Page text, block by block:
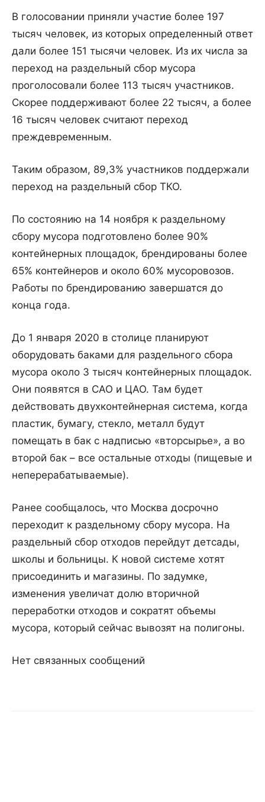
В голосовании приняли участие более 197
тысяч человек, из которых определенный ответ
дали более 151 тысячи человек. Из их числа за
переход на раздельный сбор мусора
проголосовали более 113 тысяч участников.
Скорее поддерживают более 22 тысяч, а более
16 тысяч человек считают переход
преждевременным.
Таким образом, 89,3% участников поддержали
переход на раздельный сбор ТКО.
По состоянию на 14 ноября к раздельному
сбору мусора подготовлено более 90%
контейнерных площадок, брендированы более
65% контейнеров и около 60% мусоровозов.
Работы по брендированию завершатся до
конца года.
До 1 января 2020 в столице планируют
оборудовать баками для раздельного сбора
мусора около 3 тысяч контейнерных площадок.
Они появятся в САО и ЦАО. Там будет
действовать двухконтейнерная система, когда
пластик, бумагу, стекло, металл будут
помещать в бак с надписью «вторсырье», а во
второй бак – все остальные отходы (пищевые и
неперерабатываемые).
Ранее сообщалось, что Москва досрочно
переходит к раздельному сбору мусора. На
раздельный сбор отходов перейдут детсады,
школы и больницы. К новой системе хотят
присоединить и магазины. По задумке,
изменения увеличат долю вторичной
переработки отходов и сократят объемы
мусора, который сейчас вывозят на полигоны.
Нет связанных сообщений